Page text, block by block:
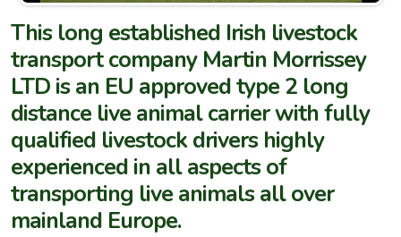
This long established Irish livestock
transport company Martin Morrissey
LTD is an EU approved type 2 long
distance live animal carrier with fully
qualified livestock drivers highly
experienced in all aspects of
transporting live animals all over
mainland Europe.